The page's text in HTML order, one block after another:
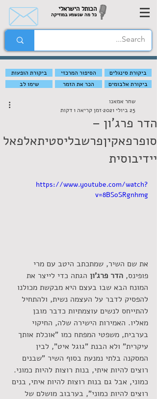
הכותל הישראלי
כל מה שנשמע במוזיקה
ביקורת הופעות הסיפור המרכזי
ביקורת סינגלים
שימו לב
הכר את הזמר ביקורת אלבומים
הדר פרג'ון –
סופרפאקיןפרשבליסטיתאלפאל
יידיבוסית
שחר אמאנו
25 ביולי 2021
זמן קריאה 1 דקות
https://www.youtube.com/watch?
v=8BSoSRgnhmg
את שם השיר, שמתכתב היטב עם מרי
פופינס, הדר פרג'ון הגתה כדי לייצר את
המונח הבא שבו בעצם היא מבקשת מכולנו
להפסיק לדבר על העצמה נשית, ולהתחיל
להתייחס לנשים עוצמתיות כדבר מובן
מאליו. האמירות הישירה שלה, החיקוי
בערבית, משפטי המפתח כמו "אוכלת אותך
עיקרית" ולא הבנת "גוגל איט", לבין
המסקנה בלתי נמנעת בסוף השיר "שבנים
רוצים להיות איתי, בנות רוצות להיות כמוני.
כמוני, אבל גם בנות רוצות להיות איתי, בנים
רוצים להיות כמוני", בערבוב מושלם של